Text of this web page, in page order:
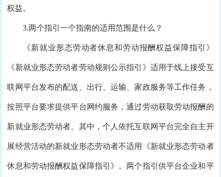
权益。
3.两个指引一个指南的适用范围是什么？
《新就业形态劳动者休息和劳动报酬权益保障指引》
《新就业形态劳动者劳动规则公示指引》适用于线上接受互
联网平台发布的配送、出行、运输、家政服务等工作任务，
按照平台要求提供平台网约服务，通过劳动获取劳动报酬的
新就业形态劳动者。其中，个人依托互联网平台完全自主开
展经营活动的新就业形态劳动者不适用《新就业形态劳动者
休息和劳动报酬权益保障指引》。两个指引供平台企业和平